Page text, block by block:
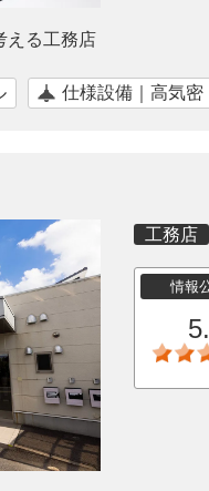
える工務店
仕様設備｜高気密
工務店
情報